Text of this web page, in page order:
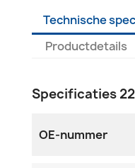
Technische
Productdetails
Specificaties
OE-nummer